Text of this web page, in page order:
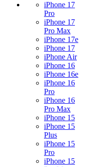
iPhone 17
Pro
iPhone 17
Pro Max
iPhone 17e
iPhone 17
iPhone Air
iPhone 16
iPhone 16e
iPhone 16
Pro
iPhone 16
Pro Max
iPhone 15
iPhone 15
Plus
iPhone 15
Pro
iPhone 15